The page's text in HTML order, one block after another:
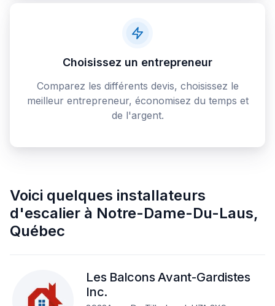
Choisissez un entrepreneur
Comparez les différents devis, choisissez le
meilleur entrepreneur, économisez du temps et
de l'argent.
Voici quelques installateurs
d'escalier à Notre-Dame-Du-Laus,
Québec
Les Balcons Avant-Gardistes
Inc.